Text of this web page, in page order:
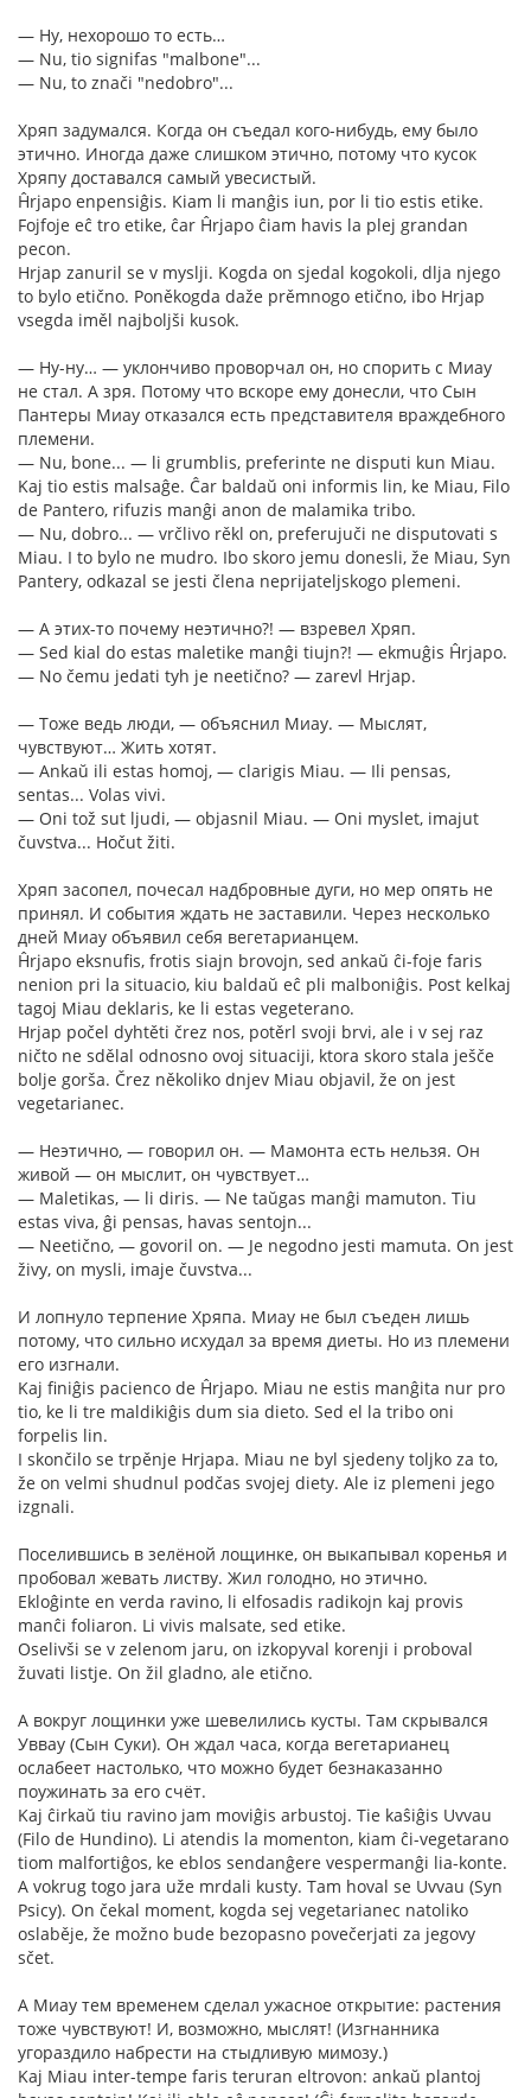
— Ну, нехорошо то есть…
— Nu, tio signifas "malbone"...
— Nu, to znači "nedobro"...
Хряп задумался. Когда он съедал кого-нибудь, ему было
этично. Иногда даже слишком этично, потому что кусок
Хряпу доставался самый увесистый.
Ĥrjapo enpensiĝis. Kiam li manĝis iun, por li tio estis etike.
Fojfoje eĉ tro etike, ĉar Ĥrjapo ĉiam havis la plej grandan
pecon.
Hrjap zanuril se v myslji. Kogda on sjedal kogokoli, dlja njego
to bylo etično. Poněkogda daže prěmnogo etično, ibo Hrjap
vsegda iměl najboljši kusok.
— Ну-ну… — уклончиво проворчал он, но спорить с Миау
не стал. А зря. Потому что вскоре ему донесли, что Сын
Пантеры Миау отказался есть представителя враждебного
племени.
— Nu, bone... — li grumblis, preferinte ne disputi kun Miau.
Kaj tio estis malsaĝe. Ĉar baldaŭ oni informis lin, ke Miau, Filo
de Pantero, rifuzis manĝi anon de malamika tribo.
— Nu, dobro... — vrčlivo rěkl on, preferujuči ne disputovati s
Miau. I to bylo ne mudro. Ibo skoro jemu donesli, že Miau, Syn
Pantery, odkazal se jesti člena neprijateljskogo plemeni.
— А этих-то почему неэтично?! — взревел Хряп.
— Sed kial do estas maletike manĝi tiujn?! — ekmuĝis Ĥrjapo.
— No čemu jedati tyh je neetično? — zarevl Hrjap.
— Тоже ведь люди, — объяснил Миау. — Мыслят,
чувствуют… Жить хотят.
— Ankaŭ ili estas homoj, — clarigis Miau. — Ili pensas,
sentas... Volas vivi.
— Oni tož sut ljudi, — objasnil Miau. — Oni myslet, imajut
čuvstva... Hočut žiti.
Хряп засопел, почесал надбровные дуги, но мер опять не
принял. И события ждать не заставили. Через несколько
дней Миау объявил себя вегетарианцем.
Ĥrjapo eksnufis, frotis siajn brovojn, sed ankaŭ ĉi-foje faris
nenion pri la situacio, kiu baldaŭ eĉ pli malboniĝis. Post kelkaj
tagoj Miau deklaris, ke li estas vegeterano.
Hrjap počel dyhtěti črez nos, potěrl svoji brvi, ale i v sej raz
ničto ne sdělal odnosno ovoj situaciji, ktora skoro stala ješče
bolje gorša. Črez několiko dnjev Miau objavil, že on jest
vegetarianec.
— Неэтично, — говорил он. — Мамонта есть нельзя. Он
живой — он мыслит, он чувствует…
— Maletikas, — li diris. — Ne taŭgas manĝi mamuton. Tiu
estas viva, ĝi pensas, havas sentojn...
— Neetično, — govoril on. — Je negodno jesti mamuta. On jest
živy, on mysli, imaje čuvstva...
И лопнуло терпение Хряпа. Миау не был съеден лишь
потому, что сильно исхудал за время диеты. Но из племени
его изгнали.
Kaj finiĝis pacienco de Ĥrjapo. Miau ne estis manĝita nur pro
tio, ke li tre maldikiĝis dum sia dieto. Sed el la tribo oni
forpelis lin.
I skončilo se trpěnje Hrjapa. Miau ne byl sjedeny toljko za to,
že on velmi shudnul podčas svojej diety. Ale iz plemeni jego
izgnali.
Поселившись в зелёной лощинке, он выкапывал коренья и
пробовал жевать листву. Жил голодно, но этично.
Ekloĝinte en verda ravino, li elfosadis radikojn kaj provis
manĉi foliaron. Li vivis malsate, sed etike.
Oselivši se v zelenom jaru, on izkopyval korenji i proboval
žuvati listje. On žil gladno, ale etično.
А вокруг лощинки уже шевелились кусты. Там скрывался
Уввау (Сын Суки). Он ждал часа, когда вегетарианец
ослабеет настолько, что можно будет безнаказанно
поужинать за его счёт.
Kaj ĉirkaŭ tiu ravino jam moviĝis arbustoj. Tie kaŝiĝis Uvvau
(Filo de Hundino). Li atendis la momenton, kiam ĉi-vegetarano
tiom malfortiĝos, ke eblos sendanĝere vespermanĝi lia-konte.
A vokrug togo jara uže mrdali kusty. Tam hoval se Uvvau (Syn
Psicy). On čekal moment, kogda sej vegetarianec natoliko
oslaběje, že možno bude bezopasno povečerjati za jegovy
sčet.
А Миау тем временем сделал ужасное открытие: растения
тоже чувствуют! И, возможно, мыслят! (Изгнанника
угораздило набрести на стыдливую мимозу.)
Kaj Miau inter-tempe faris teruran eltrovon: ankaŭ plantoj